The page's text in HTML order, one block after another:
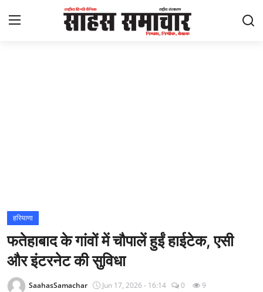
राज्य
अंतराष्ट्रीय
राजनीति
हरियाणा
फतेहाबाद के गांवों में चौपालें हुईं हाईटेक, एसी
और इंटरनेट की सुविधा
SaahasSamachar Jun 17, 2026 - 16:14 0 9